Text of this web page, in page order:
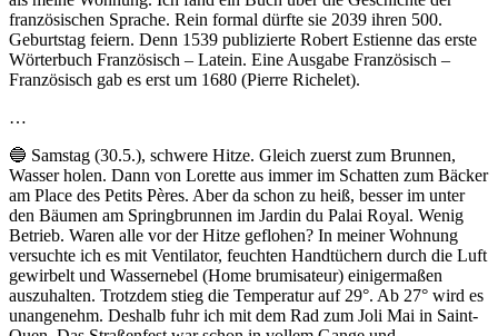
französischen Sprache. Rein formal dürfte sie 2039 ihren 500.
Geburtstag feiern. Denn 1539 publizierte Robert Estienne das erste
Wörterbuch Französisch – Latein. Eine Ausgabe Französisch –
Französisch gab es erst um 1680 (Pierre Richelet).
…
🔵 Samstag (30.5.), schwere Hitze. Gleich zuerst zum Brunnen,
Wasser holen. Dann von Lorette aus immer im Schatten zum Bäcker
am Place des Petits Pères. Aber da schon zu heiß, besser im unter
den Bäumen am Springbrunnen im Jardin du Palai Royal. Wenig
Betrieb. Waren alle vor der Hitze geflohen? In meiner Wohnung
versuchte ich es mit Ventilator, feuchten Handtüchern durch die Luft
gewirbelt und Wassernebel (Home brumisateur) einigermaßen
auszuhalten. Trotzdem stieg die Temperatur auf 29°. Ab 27° wird es
unangenehm. Deshalb fuhr ich mit dem Rad zum Joli Mai in Saint-